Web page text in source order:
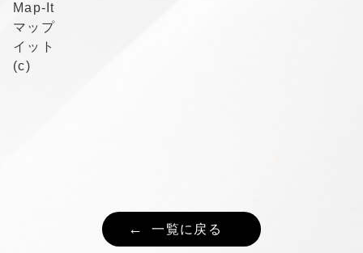
Map-It
マップ
イット
(c)
一覧に戻る